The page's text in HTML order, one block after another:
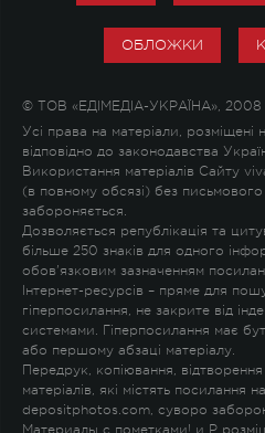
ОБЛОЖКИ
© ТОВ «ЕДІМЕДІА-УКРАЇНА», 2008
Усі права на матеріали,
відповідно до законодавства
Використання матеріалів Сайту
(в повному обсязі) без письмового
забороняється.
Дозволяється републікація та
більше 250 знаків для одного
обов'язковим зазначенням
Інтернет-ресурсів – пряме для
гіперпосилання, не закрите від
системами. Гіперпосилання має
або першому абзаці матеріалу.
Передрук, копіювання,
матеріалів, які містять посилання
depositphotos.com, суворо
Материалы с пометками! и P